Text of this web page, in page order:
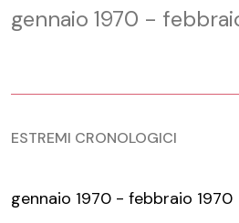
gennaio 1970 -
ESTREMI CRONOLOGICI
gennaio 1970 - febbraio 1970